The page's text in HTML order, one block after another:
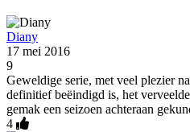
Diany
17 mei 2016
9
Geweldige serie, met veel plezier
definitief beëindigd is, het
gemak een seizoen achteraan
4